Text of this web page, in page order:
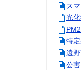
ス
光
特
遠
公害